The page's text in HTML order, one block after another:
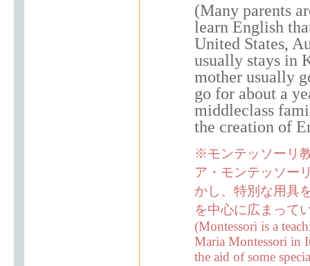
(Many parents
learn English
United States,
usually stays in
mother usually
go for about a
middleclass
the creation of
※モンテッソーリ
ア・モンテッソー
かし、特別な用具
を中心に広まって
(Montessori is a
Maria Montessori in
the aid of some